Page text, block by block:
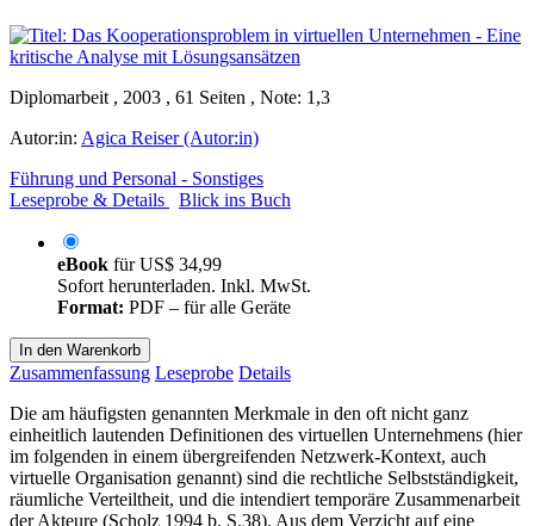
Diplomarbeit , 2003 , 61 Seiten , Note: 1,3
Autor:in: Agica Reiser (Autor:in)
Führung und Personal - Sonstiges
Leseprobe & Details
Blick ins Buch
eBook fürUS$ 34,99
Sofort herunterladen. Inkl. MwSt.
Format: PDF – für alle Geräte
In den Warenkorb
Zusammenfassung Leseprobe Details
Die am häufigsten genannten Merkmale in den oft nicht ganz
einheitlich lautenden Definitionen des virtuellen Unternehmens (hier
im folgenden in einem übergreifenden Netzwerk-Kontext, auch
virtuelle Organisation genannt) sind die rechtliche Selbstständigkeit,
räumliche Verteiltheit, und die intendiert temporäre Zusammenarbeit
der Akteure (Scholz 1994 b, S.38). Aus dem Verzicht auf eine